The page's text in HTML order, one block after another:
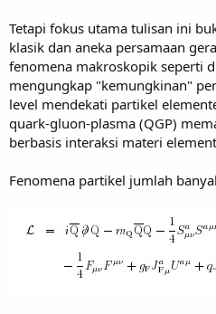
Tetapi fokus utama tulisan ini
klasik dan aneka persamaan
fenomena makroskopik seperti
mengungkap "kemungkinan"
level mendekati partikel
quark-gluon-plasma (QGP)
berbasis interaksi materi
Fenomena partikel jumlah